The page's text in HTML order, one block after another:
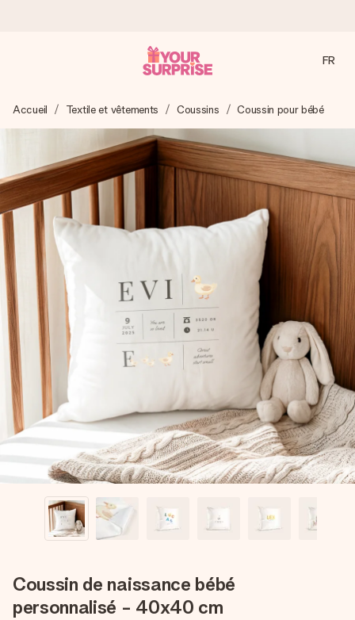
Nous préparons votre cadeau avec attention et l’envoyons
en un éclair – pour que vous puissiez l’offrir au bon moment,
quand cela compte le plus.
4,9 (sur la base de +15 000 avis)
Nos cadeaux sont appréciés. Les clients nous attribuent
une note de 4,9 sur Google Reviews (total de tous les
pays où nous sommes présents).
Carte de vœux gratuite
Créez quelque chose d’unique en quelques étapes – avec
son prénom, votre photo ou un message qui touche le cœur.
Sans complications, juste tout l’amour pour le moment idéal.
FR
Accueil Textile et vêtements Coussins Coussin pour bébé
Coussin de naissance bébé
personnalisé - 40x40 cm